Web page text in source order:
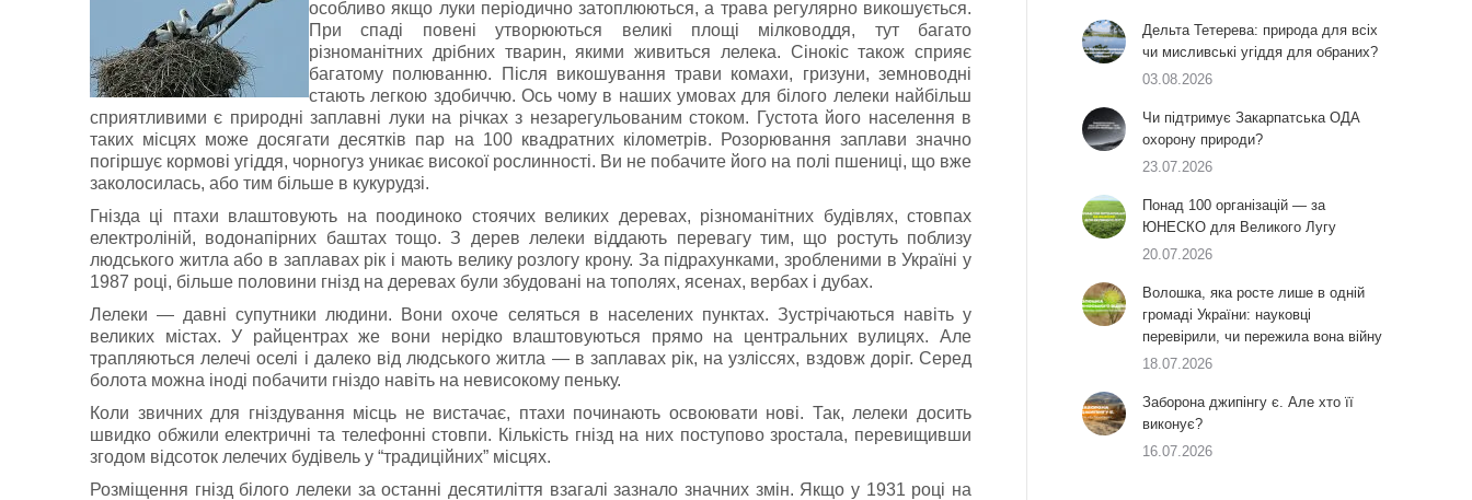
особливо якщо луки періодично затоплюються, а трава регулярно викошується.
При спаді повені утворюються великі площі мілководдя, тут багато
різноманітних дрібних тварин, якими живиться лелека. Сінокіс також сприяє
багатому полюванню. Після викошування трави комахи, гризуни, земноводні
стають легкою здобиччю. Ось чому в наших умовах для білого лелеки найбільш
сприятливими є природні заплавні луки на річках з незарегульованим стоком. Густота його населення в
таких місцях може досягати десятків пар на 100 квадратних кілометрів. Розорювання заплави значно
погіршує кормові угіддя, чорногуз уникає високої рослинності. Ви не побачите його на полі пшениці, що вже
заколосилась, або тим більше в кукурудзі.
Гнiзда цi птахи влаштовують на поодиноко стоячих великих деревах, різноманітних будiвлях, стовпах
електролiнiй, водонапiрних баштах тощо. З дерев лелеки вiддають перевагу тим, що ростуть поблизу
людського житла або в заплавах рiк i мають велику розлогу крону. За підрахунками, зробленими в Україні у
1987 році, бiльше половини гнiзд на деревах були збудованi на тополях, ясенах, вербах i дубах.
Лелеки — давнi супутники людини. Вони охоче селяться в населених пунктах. Зустрiчаються навiть у
великих мiстах. У райцентрах же вони нерідко влаштовуються прямо на центральних вулицях. Але
трапляються лелечi оселi i далеко від людського житла — в заплавах рiк, на узлiссях, вздовж дорiг. Серед
болота можна іноді побачити гніздо навіть на невисокому пеньку.
Коли звичних для гнiздування мiсць не вистачає, птахи починають освоювати новi. Так, лелеки досить
швидко обжили електричнi та телефоннi стовпи. Кількість гнізд на них поступово зростала, перевищивши
згодом відсоток лелечих будівель у “традиційних” місцях.
Розміщення гнізд білого лелеки за останні десятиліття взагалі зазнало значних змін. Якщо у 1931 році на
Дельта Тетерева: природа для всіх
чи мисливські угіддя для обраних?
03.08.2026
Чи підтримує Закарпатська ОДА
охорону природи?
23.07.2026
Понад 100 організацій — за
ЮНЕСКО для Великого Лугу
20.07.2026
Волошка, яка росте лише в одній
громаді України: науковці
перевірили, чи пережила вона війну
18.07.2026
Заборона джипінгу є. Але хто її
виконує?
16.07.2026